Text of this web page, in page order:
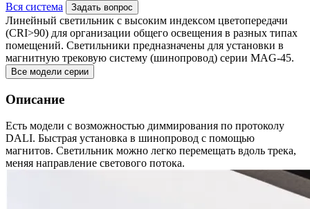
Вся система Задать вопрос
Линейный светильник с высоким индексом цветопередачи
(CRI>90) для организации общего освещения в разных типах
помещений. Светильники предназначены для установки в
магнитную трековую систему (шинопровод) серии MAG-45.
Все модели серии
Описание
Есть модели с возможностью диммирования по протоколу
DALI. Быстрая установка в шинопровод с помощью
магнитов. Светильник можно легко перемещать вдоль трека,
меняя направление светового потока.